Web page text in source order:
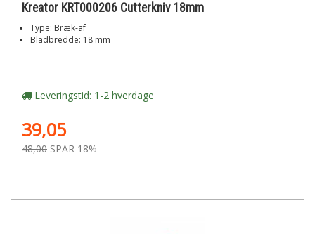
Kreator KRT000206 Cutterkniv 18mm
Type: Bræk-af
Bladbredde: 18 mm
Leveringstid: 1-2 hverdage
39,05
48,00 SPAR 18%